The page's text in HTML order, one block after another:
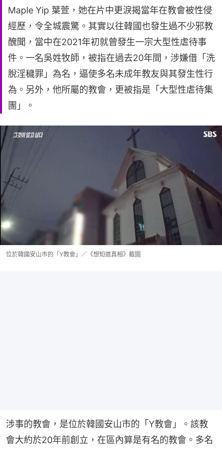
Maple Yip 葉萱，她在片中更淚揭當年在教會被性侵
經歷，令全城震驚。其實以往韓國也發生過不少邪教
醜聞，當中在2021年初就曾發生一宗大型性虐待事
件。一名吳姓牧師，被指在過去20年間，涉嫌借「洗
脫淫穢罪」為名，逼使多名未成年教友與其發生性行
為。另外，他所屬的教會，更被指是「大型性虐待集
團」。
位於韓國安山市的「Y教會」／《想知道真相》截圖
涉事的教會，是位於韓國安山市的「Y教會」。該教
會大約於20年前創立，在區內算是有名的教會。多名